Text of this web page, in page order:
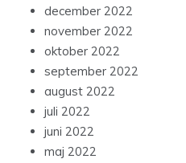
december 2022
november 2022
oktober 2022
september 2022
august 2022
juli 2022
juni 2022
maj 2022